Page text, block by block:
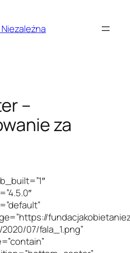
–
za
07/fala_1.png”